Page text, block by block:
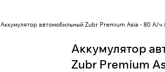
Аккумулятор автомобильный Zubr Premium Asia - 80 А/ч
Аккумулятор
Zubr Premium